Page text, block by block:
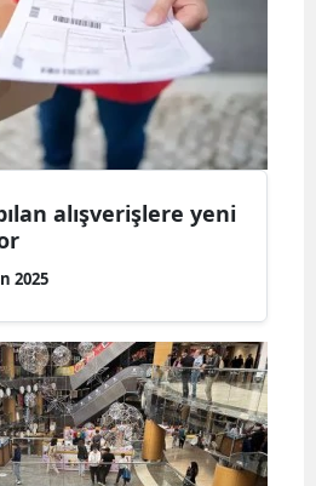
Zonguldak
Aksaray
Kırıkkale
Batman
Şırnak
Bartın
alışverişlere yeni
2025